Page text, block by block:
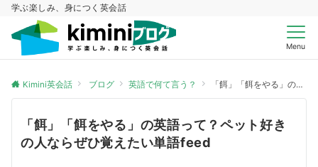
学ぶ楽しみ、身につく英会話
Menu
Kimini英会話 ブログ 英語で何て言う？ 「餌」「餌をやる」の英語って？ペット好きの人ならぜひ覚えたい単語feed
「餌」「餌をやる」の英語って？ペット好き
の人ならぜひ覚えたい単語feed